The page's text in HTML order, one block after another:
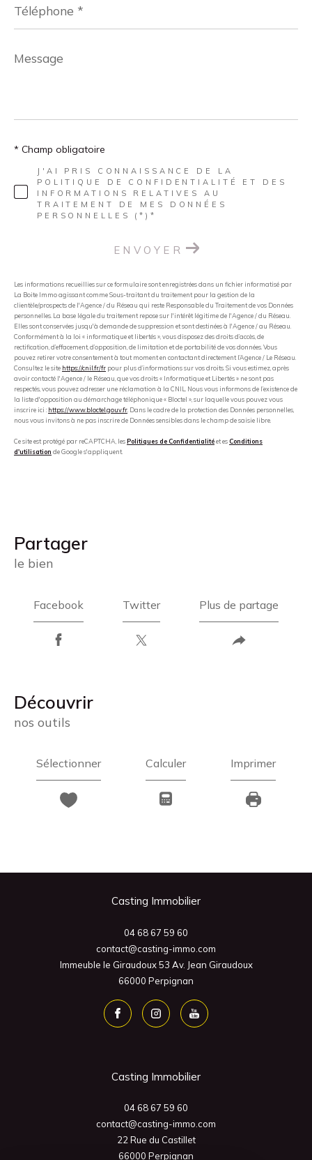
*
Message
*
J'AI PRIS CONNAISSANCE DE LA
POLITIQUE DE CONFIDENTIALITÉ ET DES
INFORMATIONS RELATIVES AU
TRAITEMENT DE MES DONNÉES
PERSONNELLES (*)*
* Champ obligatoire
ENVOYER
Les informations recueillies sur ce formulaire sont enregistrées dans un fichier informatisé par
La Boite Immo agissant comme Sous-traitant du traitement pour la gestion de la
clientèle/prospects de l'Agence / du Réseau qui reste Responsable du Traitement de vos Données
personnelles. La base légale du traitement repose sur l'intérêt légitime de l'Agence / du Réseau.
Elles sont conservées jusqu'à demande de suppression et sont destinées à l'Agence / au Réseau.
Conformément à la loi « informatique et libertés », vous disposez des droits d’accès, de
rectification, d’effacement, d’opposition, de limitation et de portabilité de vos données. Vous
pouvez retirer votre consentement à tout moment en contactant directement l’Agence / Le Réseau.
Consultez le site https://cnil.fr/fr pour plus d’informations sur vos droits. Si vous estimez, après
avoir contacté l'Agence / le Réseau, que vos droits « Informatique et Libertés » ne sont pas
respectés, vous pouvez adresser une réclamation à la CNIL. Nous vous informons de l’existence de
la liste d'opposition au démarchage téléphonique « Bloctel », sur laquelle vous pouvez vous
inscrire ici : https://www.bloctel.gouv.fr. Dans le cadre de la protection des Données personnelles,
nous vous invitons à ne pas inscrire de Données sensibles dans le champ de saisie libre.
Ce site est protégé par reCAPTCHA, lesPolitiques de Confidentialitéet esConditions
d'utilisation de Google s'appliquent.
partager
le bien
Facebook Twitter Plus de partage
découvrir
nos outils
Sélectionner Calculer Imprimer
Casting Immobilier
04 68 67 59 60
contact@casting-immo.com
Immeuble le Giraudoux 53 Av. Jean Giraudoux
66000
Perpignan
Casting Immobilier
04 68 67 59 60
contact@casting-immo.com
22 Rue du Castillet
66000
Perpignan